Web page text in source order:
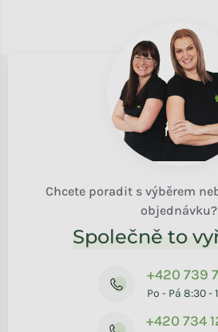
Chcete poradit s výběrem
objednávku?
Společně to
+420 739
Po - Pá 8:30 -
+420 734